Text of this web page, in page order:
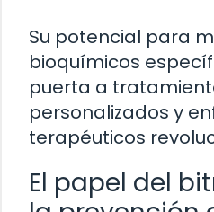
Su potencial para
bioquímicos
puerta a
personalizados y
terapéuticos
El papel del